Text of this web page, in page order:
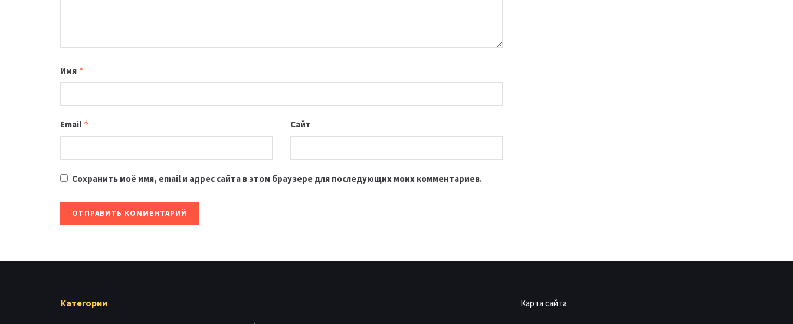
Имя *
Email * Сайт
Сохранить моё имя, email и адрес сайта в этом браузере для последующих моих комментариев.
Категории Карта сайта